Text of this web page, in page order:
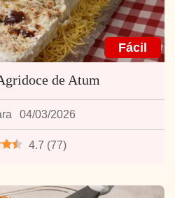
Fácil
de Atum
04/03/2026
4.7 (77)